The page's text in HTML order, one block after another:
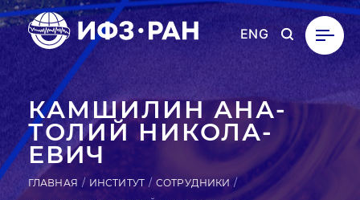
ENG
КАМ­ШИ­ЛИН АНА­
ТОЛИЙ НИ­КОЛА­
ЕВИЧ
ГЛАВНАЯ ИНСТИТУТ
СОТРУДНИКИ